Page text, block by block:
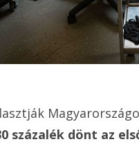
százalék dönt az